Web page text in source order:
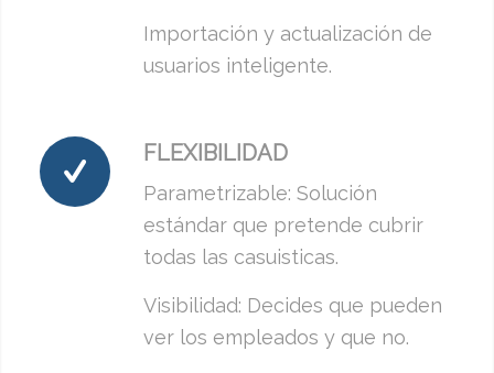
Importación y actualización de
usuarios inteligente.
FLEXIBILIDAD
Parametrizable: Solución
estándar que pretende cubrir
todas las casuisticas.
Visibilidad: Decides que pueden
ver los empleados y que no.